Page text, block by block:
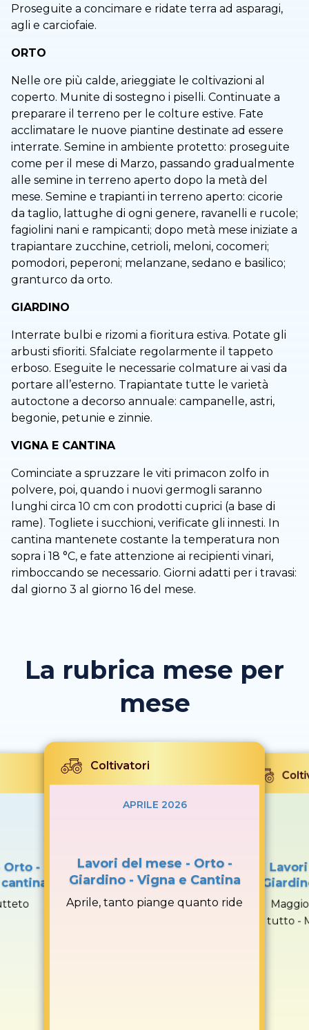
Proseguite a concimare e ridate terra ad asparagi,
agli e carciofaie.
ORTO
Nelle ore più calde, arieggiate le coltivazioni al
coperto. Munite di sostegno i piselli. Continuate a
preparare il terreno per le colture estive. Fate
acclimatare le nuove piantine destinate ad essere
interrate. Semine in ambiente protetto: proseguite
come per il mese di Marzo, passando gradualmente
alle semine in terreno aperto dopo la metà del
mese. Semine e trapianti in terreno aperto: cicorie
da taglio, lattughe di ogni genere, ravanelli e rucole;
fagiolini nani e rampicanti; dopo metà mese iniziate a
trapiantare zucchine, cetrioli, meloni, cocomeri;
pomodori, peperoni; melanzane, sedano e basilico;
granturco da orto.
GIARDINO
Interrate bulbi e rizomi a fioritura estiva. Potate gli
arbusti sfioriti. Sfalciate regolarmente il tappeto
erboso. Eseguite le necessarie colmature ai vasi da
portare all’esterno. Trapiantate tutte le varietà
autoctone a decorso annuale: campanelle, astri,
begonie, petunie e zinnie.
VIGNA E CANTINA
Cominciate a spruzzare le viti primacon zolfo in
polvere, poi, quando i nuovi germogli saranno
lunghi circa 10 cm con prodotti cuprici (a base di
rame). Togliete i succhioni, verificate gli innesti. In
cantina mantenete costante la temperatura non
sopra i 18 °C, e fate attenzione ai recipienti vinari,
rimboccando se necessario. Giorni adatti per i travasi:
dal giorno 3 al giorno 16 del mese.
La rubrica mese per
mese
Orto -
Coltivatori
APRILE 2026
Lavori del mese - Orto -
Giardino - Vigna e Cantina
Aprile, tanto piange quanto ride
tutto -